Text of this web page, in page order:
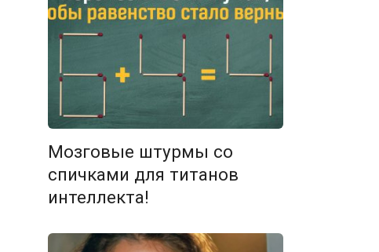
Мозговые штурмы со
спичками для титанов
интеллекта!